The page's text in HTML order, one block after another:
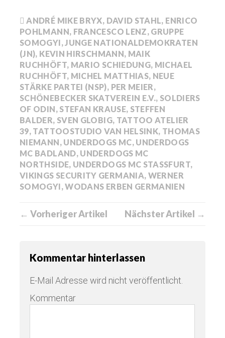
ANDRÉ MIKE BRYX, DAVID STAHL, ENRICO
POHLMANN, FRANCESCO LENZ, GRUPPE
SOMOGYI, JUNGE NATIONALDEMOKRATEN
(JN), KEVIN HIRSCHMANN, MAIK
RUCHHÖFT, MARIO SCHIEDUNG, MICHAEL
RUCHHÖFT, MICHEL MATTHIAS, NEUE
STÄRKE PARTEI (NSP), PER MEIER,
SCHÖNEBECKER SKATVEREIN E.V., SOLDIERS
OF ODIN, STEFAN KRAUSE, STEFFEN
BALDER, SVEN GLOBIG, TATTOO ATELIER
39, TATTOOSTUDIO VAN HELSINK, THOMAS
NIEMANN, UNDERDOGS MC, UNDERDOGS
MC BADLAND, UNDERDOGS MC
NORTHSIDE, UNDERDOGS MC STASSFURT,
VIKINGS SECURITY GERMANIA, WERNER
SOMOGYI,WODANS ERBEN GERMANIEN
← Vorheriger Artikel Nächster Artikel →
Kommentar hinterlassen
E-Mail Adresse wird nicht veröffentlicht.
Kommentar